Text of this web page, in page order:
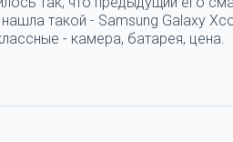
такой - Samsung Galaxy
- камера, батарея, цена.